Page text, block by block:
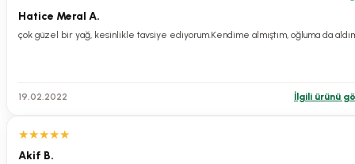
Hatice Meral A.
çok güzel bir yağ, kesinlikle tavsiye ediyorum.Kendime almıştım, oğluma da
19.02.2022 İlgili ürünü
★★★★★
Akif B.